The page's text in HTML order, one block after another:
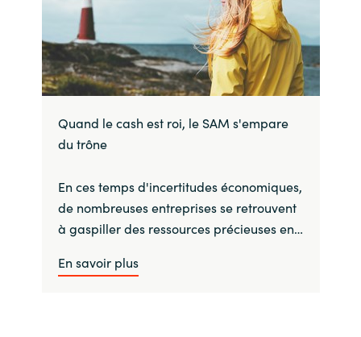
Quand le cash est roi, le SAM s'empare
du trône
En ces temps d'incertitudes économiques,
de nombreuses entreprises se retrouvent
à gaspiller des ressources précieuses en…
En savoir plus